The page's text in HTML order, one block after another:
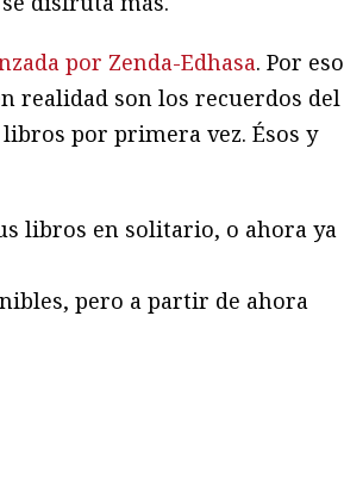
por Zenda-Edhasa. Por eso
realidad son los recuerdos del
por primera vez. Ésos y
libros en solitario, o ahora ya
pero a partir de ahora